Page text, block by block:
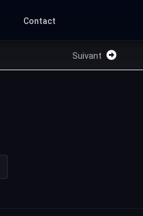
Contact
Suivant